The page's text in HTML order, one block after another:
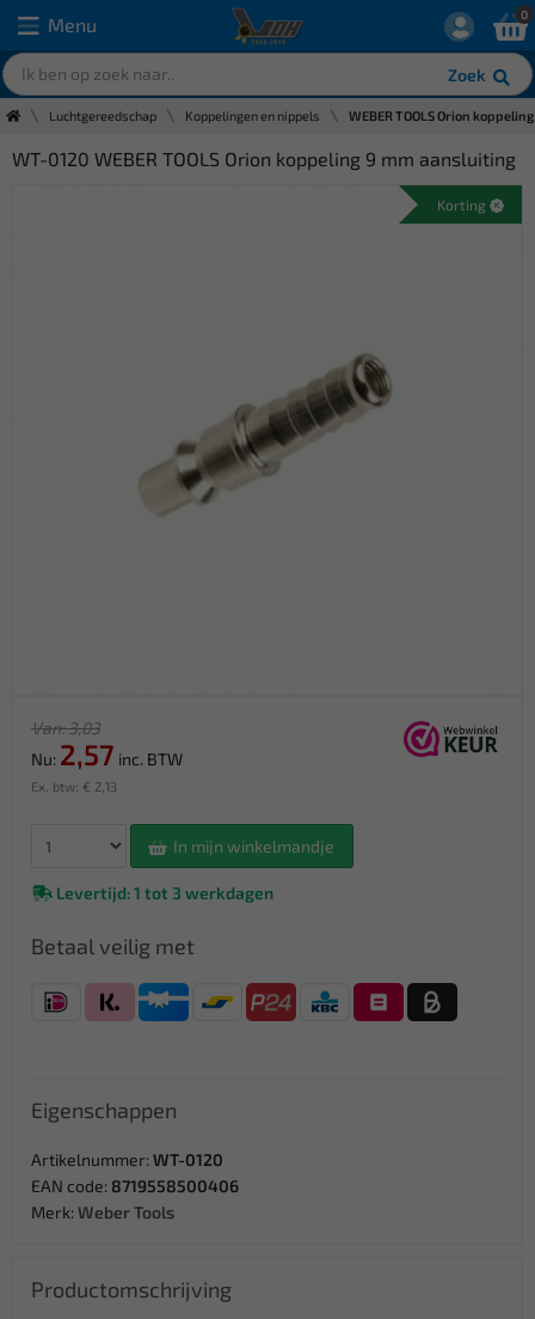
Menu
Zoek
0
Luchtgereedschap Koppelingen en nippels WEBER TOOLS Orion
WT-0120 WEBER TOOLS Orion koppeling 9 mm aansluiting
Korting
Van: 3,03
Nu: 2,57 inc. BTW
Ex. btw: € 2,13
In mijn winkelmandje
Levertijd: 1 tot 3 werkdagen
Betaal veilig met
Eigenschappen
Artikelnummer: WT-0120
EAN code: 8719558500406
Merk: Weber Tools
Productomschrijving